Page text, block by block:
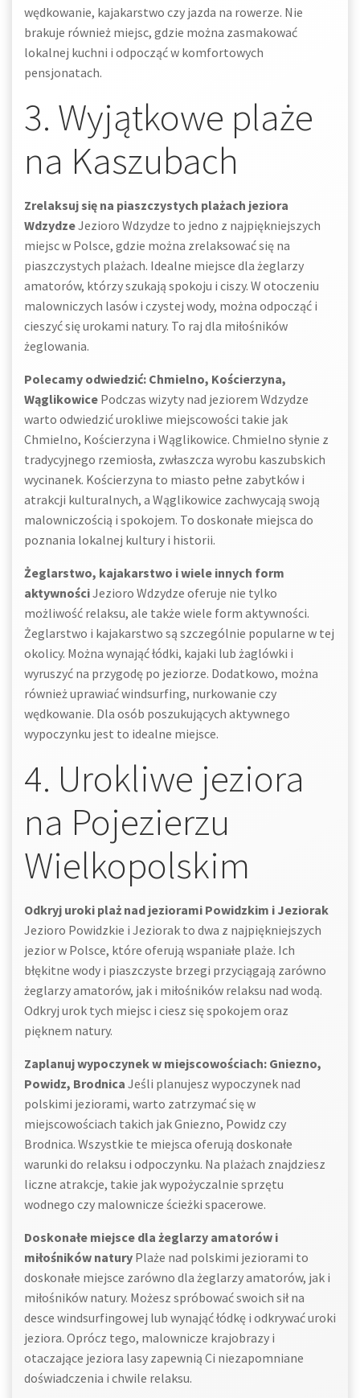
wędkowanie, kajakarstwo czy jazda na rowerze. Nie
brakuje również miejsc, gdzie można zasmakować
lokalnej kuchni i odpocząć w komfortowych
pensjonatach.
3. Wyjątkowe plaże
na Kaszubach
Zrelaksuj się na piaszczystych plażach jeziora
WdzydzeJezioro Wdzydze to jedno z najpiękniejszych
miejsc w Polsce, gdzie można zrelaksować się na
piaszczystych plażach. Idealne miejsce dla żeglarzy
amatorów, którzy szukają spokoju i ciszy. W otoczeniu
malowniczych lasów i czystej wody, można odpocząć i
cieszyć się urokami natury. To raj dla miłośników
żeglowania.
Polecamy odwiedzić: Chmielno, Kościerzyna,
Wąglikowice Podczas wizyty nad jeziorem Wdzydze
warto odwiedzić urokliwe miejscowości takie jak
Chmielno, Kościerzyna i Wąglikowice. Chmielno słynie z
tradycyjnego rzemiosła, zwłaszcza wyrobu kaszubskich
wycinanek. Kościerzyna to miasto pełne zabytków i
atrakcji kulturalnych, a Wąglikowice zachwycają swoją
malowniczością i spokojem. To doskonałe miejsca do
poznania lokalnej kultury i historii.
Żeglarstwo, kajakarstwo i wiele innych form
aktywnościJezioro Wdzydze oferuje nie tylko
możliwość relaksu, ale także wiele form aktywności.
Żeglarstwo i kajakarstwo są szczególnie popularne w tej
okolicy. Można wynająć łódki, kajaki lub żaglówki i
wyruszyć na przygodę po jeziorze. Dodatkowo, można
również uprawiać windsurfing, nurkowanie czy
wędkowanie. Dla osób poszukujących aktywnego
wypoczynku jest to idealne miejsce.
4. Urokliwe jeziora
na Pojezierzu
Wielkopolskim
Odkryj uroki plaż nad jeziorami Powidzkim i Jeziorak
Jezioro Powidzkie i Jeziorak to dwa z najpiękniejszych
jezior w Polsce, które oferują wspaniałe plaże. Ich
błękitne wody i piaszczyste brzegi przyciągają zarówno
żeglarzy amatorów, jak i miłośników relaksu nad wodą.
Odkryj urok tych miejsc i ciesz się spokojem oraz
pięknem natury.
Zaplanuj wypoczynek w miejscowościach: Gniezno,
Powidz, Brodnica Jeśli planujesz wypoczynek nad
polskimi jeziorami, warto zatrzymać się w
miejscowościach takich jak Gniezno, Powidz czy
Brodnica. Wszystkie te miejsca oferują doskonałe
warunki do relaksu i odpoczynku. Na plażach znajdziesz
liczne atrakcje, takie jak wypożyczalnie sprzętu
wodnego czy malownicze ścieżki spacerowe.
Doskonałe miejsce dla żeglarzy amatorów i
miłośników natury Plaże nad polskimi jeziorami to
doskonałe miejsce zarówno dla żeglarzy amatorów, jak i
miłośników natury. Możesz spróbować swoich sił na
desce windsurfingowej lub wynająć łódkę i odkrywać uroki
jeziora. Oprócz tego, malownicze krajobrazy i
otaczające jeziora lasy zapewnią Ci niezapomniane
doświadczenia i chwile relaksu.